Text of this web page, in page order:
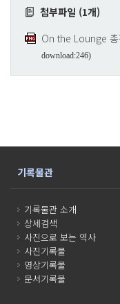
첨부파일 (1개)
On the Lounge
download:246)
기록물관
기록물관 소개
상세검색
사진으로 보는 역사
사진기록물
영상기록물
문서기록물